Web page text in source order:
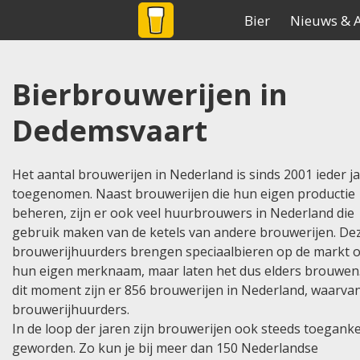
BIER De grootste biersite
Bier Nieuws &
Bierbrouwerijen in
Dedemsvaart
Het aantal brouwerijen in Nederland is sinds 2001 ieder
toegenomen. Naast brouwerijen die hun eigen productie
beheren, zijn er ook veel huurbrouwers in Nederland die
gebruik maken van de ketels van andere brouwerijen.
brouwerijhuurders brengen speciaalbieren op de markt
hun eigen merknaam, maar laten het dus elders
dit moment zijn er 856 brouwerijen in Nederland,
brouwerijhuurders.
In de loop der jaren zijn brouwerijen ook steeds
geworden. Zo kun je bij meer dan 150 Nederlandse